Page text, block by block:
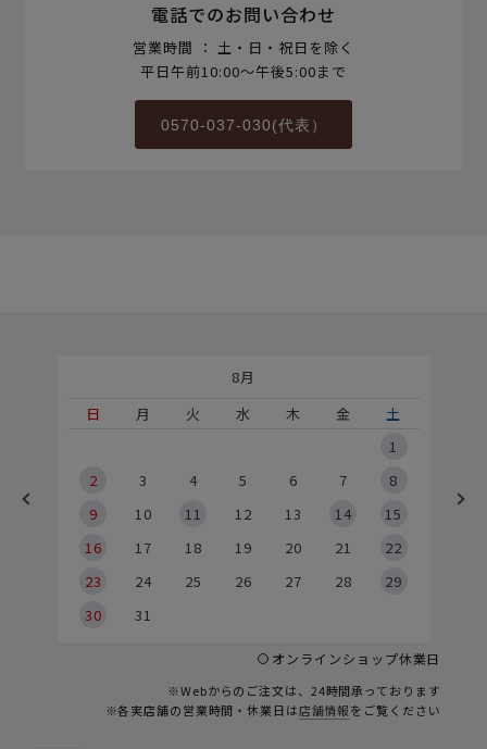
電話でのお問い合わせ
営業時間 ： 土・日・祝日を除く
平日午前10:00～午後5:00まで
0570-037-030(代表）
8月
日
月 火 水 木 金
土
1
2
3 4 5 6 7
8
9
10 11 12 13 14
15
16
17 18 19 20 21
22
23
24 25 26 27 28
29
30
31
オンラインショップ休業日
※Webからのご注文は、24時間承っております
※各実店舗の営業時間・休業日は店舗情報をご覧ください